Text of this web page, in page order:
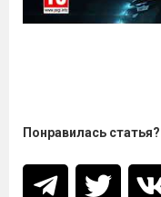
Понравилась